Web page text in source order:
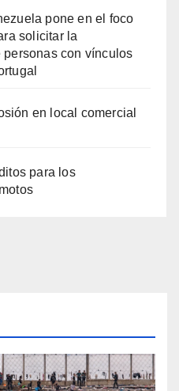
pone en el foco
solicitar la
con vínculos
en local comercial
para los